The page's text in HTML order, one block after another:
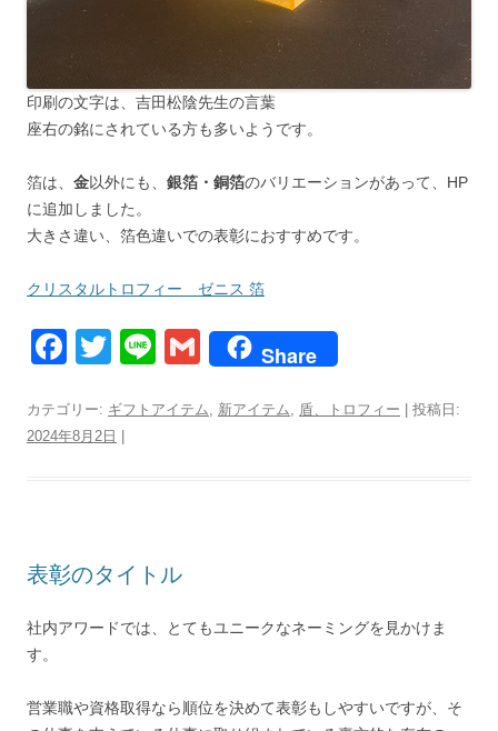
印刷の文字は、吉田松陰先生の言葉
座右の銘にされている方も多いようです。
箔は、 金以外にも、 銀箔・銅箔のバリエーションがあって、HP
に追加しました。
大きさ違い、箔色違いでの表彰におすすめです。
クリスタルトロフィー ゼニス 箔
F
c
e
o
k
T
tt
er
Li
e
G
ail
Share
カテゴリー: ギフトアイテム 新アイテム 盾、トロフィー | 投稿日:
2024年8月2日 |
表彰のタイトル
社内アワードでは、とてもユニークなネーミングを見かけま
す。
営業職や資格取得なら順位を決めて表彰もしやすいですが、そ